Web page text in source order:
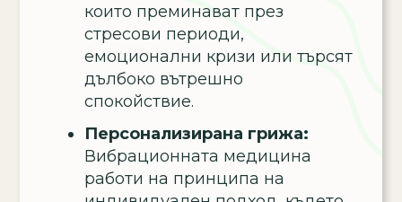
които преминават през
стресови периоди,
емоционални кризи или търсят
дълбоко вътрешно
спокойствие.
Персонализирана грижа:
Вибрационната медицина
работи на принципа на